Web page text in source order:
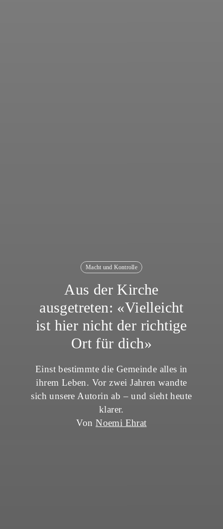
Macht und Kontrolle
Aus der Kirche
ausgetreten: «Vielleicht
ist hier nicht der richtige
Ort für dich»
Einst bestimmte die Gemeinde alles in
ihrem Leben. Vor zwei Jahren wandte
sich unsere Autorin ab – und sieht heute
klarer.
VonNoemi Ehrat